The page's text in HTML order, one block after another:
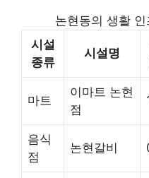
논현동의 생활
시설
종류
시설명
마트
이마트 논현
점
음식
점
논현갈비